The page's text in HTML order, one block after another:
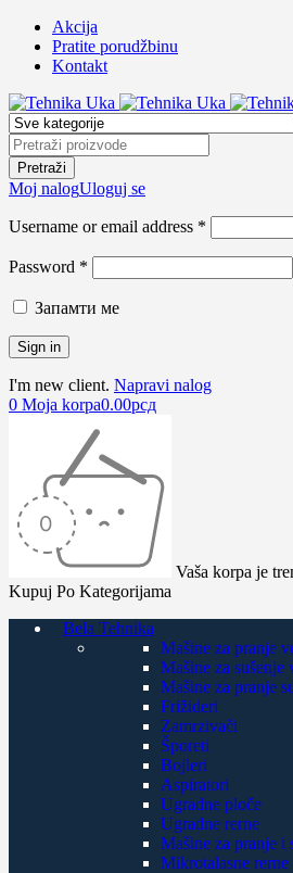
Akcija
Pratite porudžbinu
Kontakt
Moj nalogUloguj se
Username or email address *
Password *
Запамти ме
I'm new client. Napravi nalog
0 Moja korpa0.00рсд
Vaša korpa je
Kupuj Po Kategorijama
Bela Tehnika
Mašine za pranje
Mašine za sušenje
Mašine za pranje
Frižideri
Zamrzivači
Šporeti
Bojleri
Aspiratori
Ugradne ploče
Ugradne rerne
Mašine za pranje i
Mikrotalasne rerne